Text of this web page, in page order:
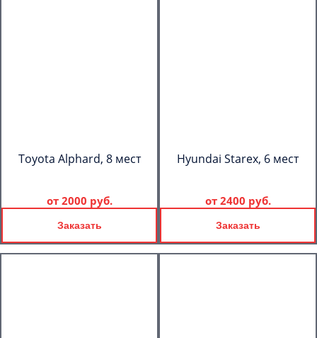
Toyota Alphard, 8 мест
от 2000 руб.
Заказать
Hyundai Starex, 6 мест
от 2400 руб.
Заказать